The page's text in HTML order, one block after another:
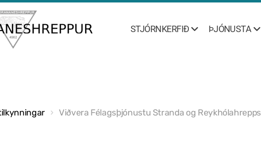
STJÓRNKERFIÐ ÞJÓNUSTA
Viðvera Félagsþjónustu Stranda og Reykhólahrepps